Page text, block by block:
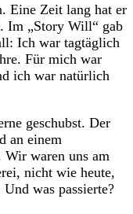
Eine Zeit lang hat er
Im „Story Will“ gab
Ich war tagtäglich
Für mich war
ich war natürlich
geschubst. Der
an einem
Wir waren uns am
nicht wie heute,
was passierte?